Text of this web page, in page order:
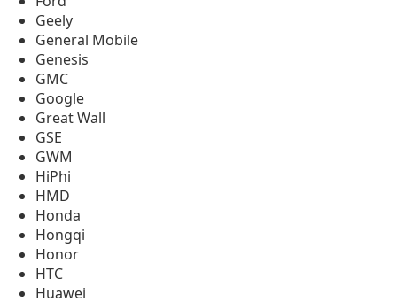
Geely
General Mobile
Genesis
GMC
Google
Great Wall
GSE
GWM
HiPhi
HMD
Honda
Hongqi
Honor
HTC
Huawei